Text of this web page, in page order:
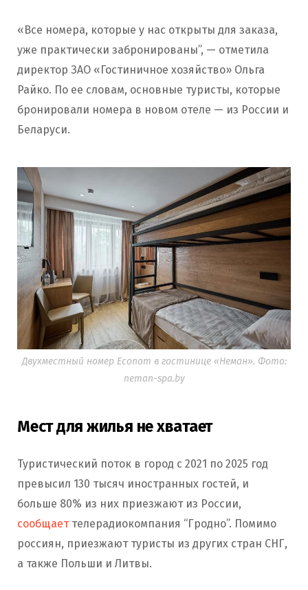
«Все номера, которые у нас открыты для заказа,
уже практически забронированы”, — отметила
директор ЗАО «Гостиничное хозяйство» Ольга
Райко. По ее словам, основные туристы, которые
бронировали номера в новом отеле — из России и
Беларуси.
Двухместный номер Econom в гостинице «Неман». Фото:
neman-spa.by
Мест для жилья не хватает
Туристический поток в город с 2021 по 2025 год
превысил 130 тысяч иностранных гостей, и
больше 80% из них приезжают из России,
сообщаеттелерадиокомпания “Гродно”. Помимо
россиян, приезжают туристы из других стран СНГ,
а также Польши и Литвы.